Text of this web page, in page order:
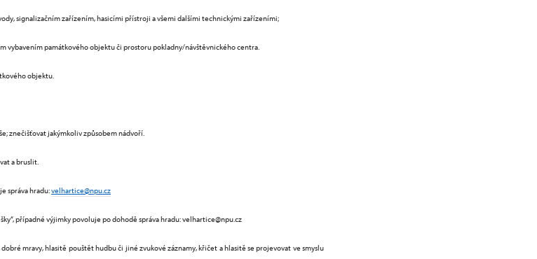
signalizačním zařízením, hasicími přístroji a všemi dalšími technickými zařízeními;
vybavením památkového objektu či prostoru pokladny/návštěvnického centra.
objektu.
jakýmkoliv způsobem nádvoří.
a bruslit.
správa hradu:velhartice@npu.cz
případné výjimky povoluje po dohodě správa hradu: velhartice@npu.cz
mravy, hlasitě pouštět hudbu či jiné zvukové záznamy, křičet a hlasitě se projevovat ve smyslu